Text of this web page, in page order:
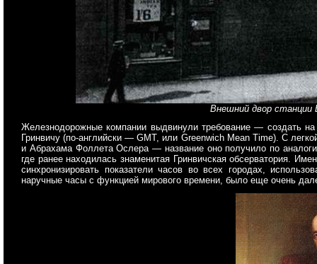
Внешний двор станции
Железнодорожные компании выдвинули требование — создать
Гринвичу (по-английски — GMT, или Greenwich Mean Time). С
и Абрахама Фоллета Ослера — название оно получило по
где ранее находилась знаменитая Гринвичская обсерватория.
синхронизировать показатели часов во всех городах,
наручные часы с функцией мирового времени, было еще очень